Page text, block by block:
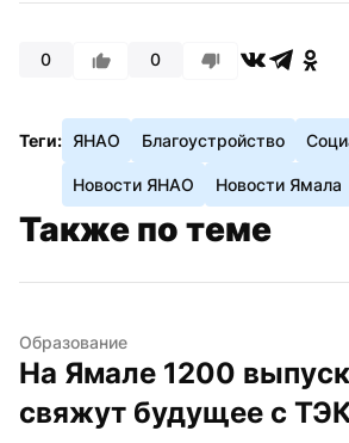
0 0
Теги: ЯНАО Благоустройство
Новости ЯНАО Новости Ямала
Также по теме
Образование
На Ямале 1200
свяжут будущее с